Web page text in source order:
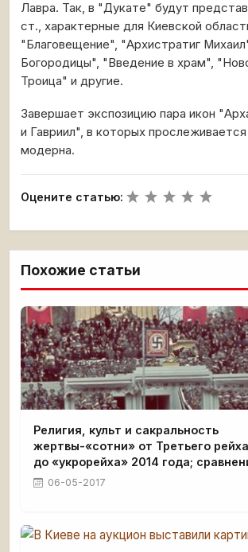
Лавра. Так, в "Дукате" будут
ст., характерные для Киевской
"Благовещение", "Архистратиг
Богородицы", "Введение в храм",
Троица" и другие.
Завершает экспозицию пара икон
и Гавриил", в которых
модерна.
Оцените статью:
Похожие статьи
Религия, культ и сакральность
жертвы-«сотни» от Третьего
до «укрорейха» 2014 года;
06-05-2017